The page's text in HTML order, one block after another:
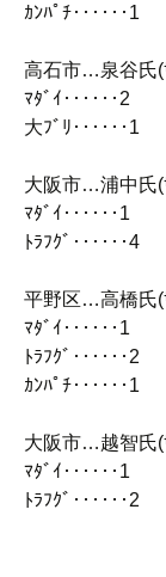
ｶﾝﾊﾟﾁ‥‥‥1
高石市…泉谷氏(
ﾏﾀﾞｲ‥‥‥2
大ﾌﾞﾘ‥‥‥1
大阪市…浦中氏(
ﾏﾀﾞｲ‥‥‥1
ﾄﾗﾌｸﾞ‥‥‥4
平野区…高橋氏(
ﾏﾀﾞｲ‥‥‥1
ﾄﾗﾌｸﾞ‥‥‥2
ｶﾝﾊﾟﾁ‥‥‥1
大阪市…越智氏(
ﾏﾀﾞｲ‥‥‥1
ﾄﾗﾌｸﾞ‥‥‥2